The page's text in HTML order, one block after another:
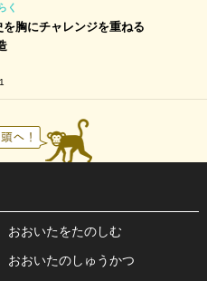
く
胸にチャレンジを重ねる
おおいたをたのしむ
おおいたのしゅうかつ